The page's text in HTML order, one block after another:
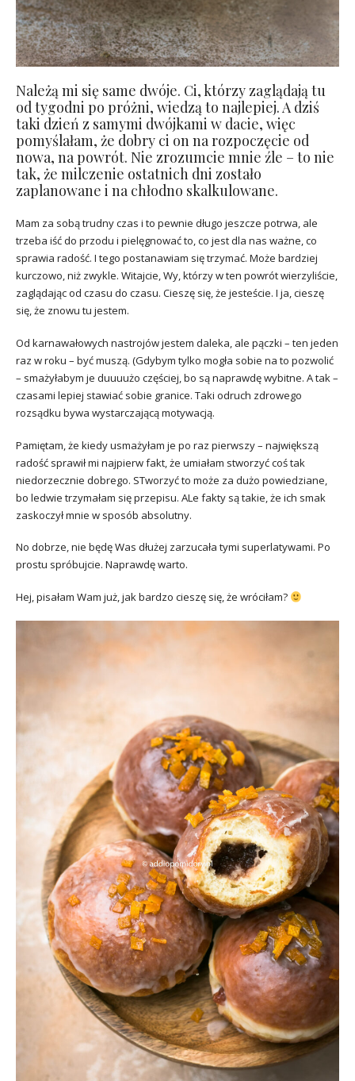
Należą mi się same dwóje. Ci, którzy zaglądają tu
od tygodni po próżni, wiedzą to najlepiej. A dziś
taki dzień z samymi dwójkami w dacie, więc
pomyślałam, że dobry ci on na rozpoczęcie od
nowa, na powrót. Nie zrozumcie mnie źle – to nie
tak, że milczenie ostatnich dni zostało
zaplanowane i na chłodno skalkulowane.
Mam za sobą trudny czas i to pewnie długo jeszcze potrwa, ale
trzeba iść do przodu i pielęgnować to, co jest dla nas ważne, co
sprawia radość. I tego postanawiam się trzymać. Może bardziej
kurczowo, niż zwykle. Witajcie, Wy, którzy w ten powrót wierzyliście,
zaglądając od czasu do czasu. Cieszę się, że jesteście. I ja, cieszę
się, że znowu tu jestem.
Od karnawałowych nastrojów jestem daleka, ale pączki – ten jeden
raz w roku – być muszą. (Gdybym tylko mogła sobie na to pozwolić
– smażyłabym je duuuużo częściej, bo są naprawdę wybitne. A tak –
czasami lepiej stawiać sobie granice. Taki odruch zdrowego
rozsądku bywa wystarczającą motywacją.
Pamiętam, że kiedy usmażyłam je po raz pierwszy – największą
radość sprawił mi najpierw fakt, że umiałam stworzyć coś tak
niedorzecznie dobrego. STworzyć to może za dużo powiedziane,
bo ledwie trzymałam się przepisu. ALe fakty są takie, że ich smak
zaskoczył mnie w sposób absolutny.
No dobrze, nie będę Was dłużej zarzucała tymi superlatywami. Po
prostu spróbujcie. Naprawdę warto.
Hej, pisałam Wam już, jak bardzo cieszę się, że wróciłam?